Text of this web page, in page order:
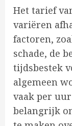
Het tarief
variëren
factoren,
schade, de
tijdsbestek
algemeen
vaak per
belangrijk